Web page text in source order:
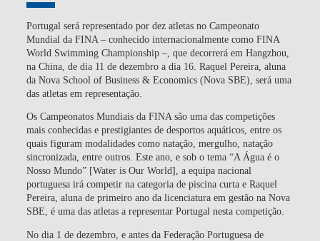
Portugal será representado por dez atletas no Campeonato
Mundial da FINA – conhecido internacionalmente como FINA
World Swimming Championship –, que decorrerá em Hangzhou,
na China, de dia 11 de dezembro a dia 16. Raquel Pereira, aluna
da Nova School of Business & Economics (Nova SBE), será uma
das atletas em representação.
Os Campeonatos Mundiais da FINA são uma das competições
mais conhecidas e prestigiantes de desportos aquáticos, entre os
quais figuram modalidades como natação, mergulho, natação
sincronizada, entre outros. Este ano, e sob o tema “A Água é o
Nosso Mundo” [Water is Our World], a equipa nacional
portuguesa irá competir na categoria de piscina curta e Raquel
Pereira, aluna de primeiro ano da licenciatura em gestão na Nova
SBE, é uma das atletas a representar Portugal nesta competição.
No dia 1 de dezembro, e antes da Federação Portuguesa de